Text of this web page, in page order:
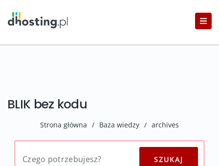
BLIK bez kodu
Strona główna / Baza wiedzy / archives